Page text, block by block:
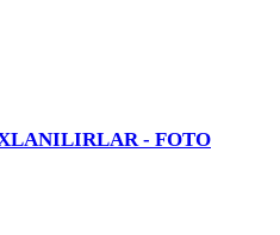
- FOTO